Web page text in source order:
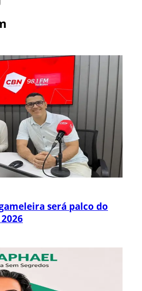
será palco do